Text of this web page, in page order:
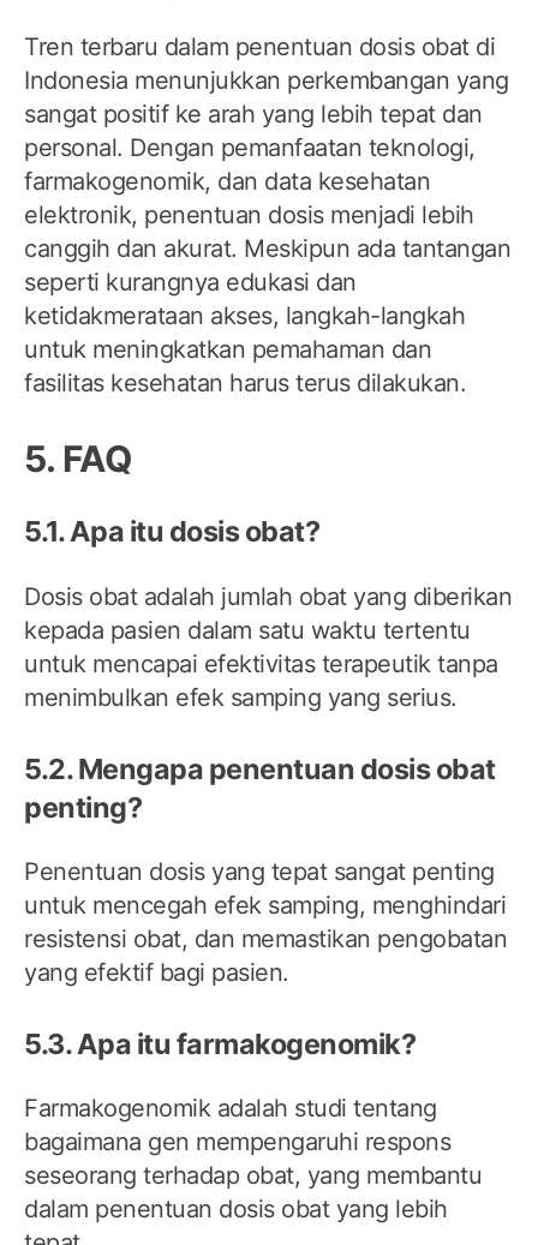
Tren terbaru dalam penentuan dosis obat di
Indonesia menunjukkan perkembangan yang
sangat positif ke arah yang lebih tepat dan
personal. Dengan pemanfaatan teknologi,
farmakogenomik, dan data kesehatan
elektronik, penentuan dosis menjadi lebih
canggih dan akurat. Meskipun ada tantangan
seperti kurangnya edukasi dan
ketidakmerataan akses, langkah-langkah
untuk meningkatkan pemahaman dan
fasilitas kesehatan harus terus dilakukan.
5. FAQ
5.1. Apa itu dosis obat?
Dosis obat adalah jumlah obat yang diberikan
kepada pasien dalam satu waktu tertentu
untuk mencapai efektivitas terapeutik tanpa
menimbulkan efek samping yang serius.
5.2. Mengapa penentuan dosis obat
penting?
Penentuan dosis yang tepat sangat penting
untuk mencegah efek samping, menghindari
resistensi obat, dan memastikan pengobatan
yang efektif bagi pasien.
5.3. Apa itu farmakogenomik?
Farmakogenomik adalah studi tentang
bagaimana gen mempengaruhi respons
seseorang terhadap obat, yang membantu
dalam penentuan dosis obat yang lebih